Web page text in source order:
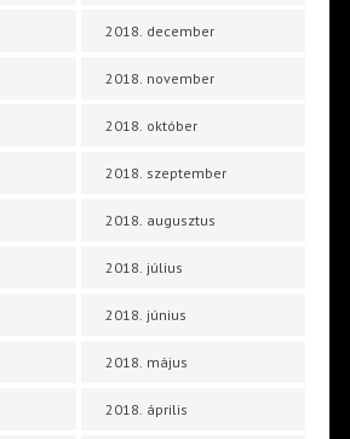
2018. december
2018. november
2018. október
2018. szeptember
2018. augusztus
2018. július
2018. június
2018. május
2018. április